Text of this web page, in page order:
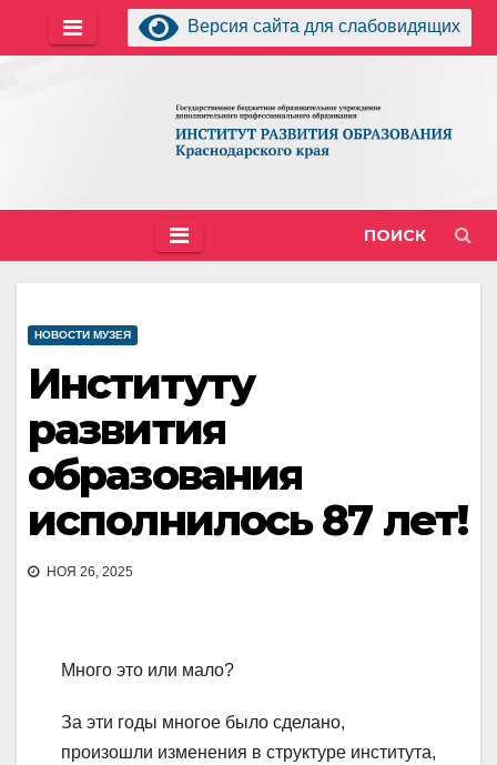
Версия сайта для слабовидящих
ПОИСК
НОВОСТИ МУЗЕЯ
Институту
развития
образования
исполнилось 87 лет!
НОЯ 26, 2025
Много это или мало?
За эти годы многое было сделано,
произошли изменения в структуре института,